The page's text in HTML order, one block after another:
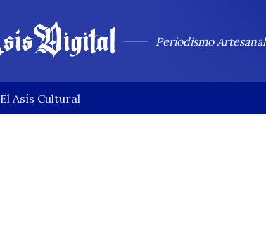
Periodismo Artesanal
El Asís Cultural